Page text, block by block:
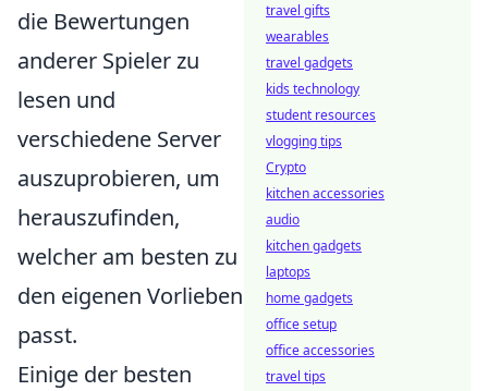
die Bewertungen
anderer Spieler zu
lesen und
verschiedene Server
auszuprobieren, um
herauszufinden,
welcher am besten zu
den eigenen Vorlieben
passt.
Einige der besten
travel gifts
wearables
travel gadgets
kids technology
student resources
vlogging tips
Crypto
kitchen accessories
audio
kitchen gadgets
laptops
home gadgets
office setup
office accessories
travel tips